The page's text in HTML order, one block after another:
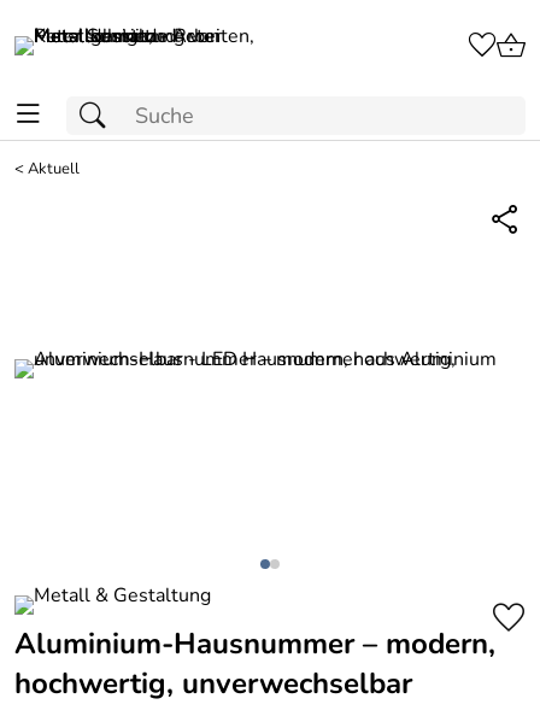
<Aktuell
Aluminium-Hausnummer – modern,
hochwertig, unverwechselbar